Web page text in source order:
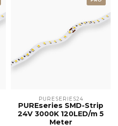
PURESERIES24
PUREseries SMD-Strip
24V 3000K 120LED/m 5
Meter